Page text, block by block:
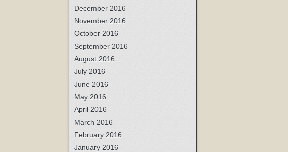
December 2016
November 2016
October 2016
September 2016
August 2016
July 2016
June 2016
May 2016
April 2016
March 2016
February 2016
January 2016